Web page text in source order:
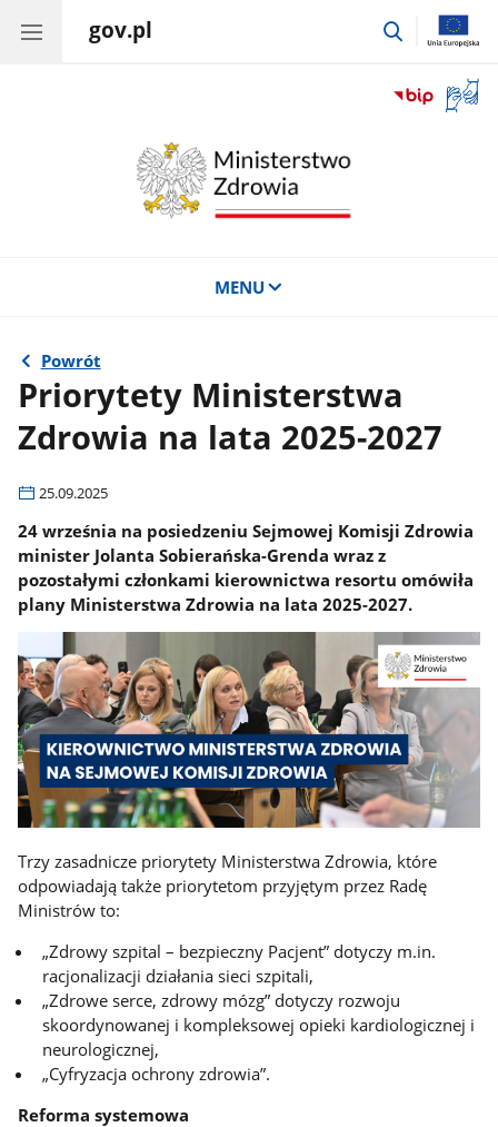
gov.pl
przejdź
okno
MENU
Powrót
Priorytety Ministerstwa
Zdrowia na lata 2025-2027
25.09.2025
24 września na posiedzeniu Sejmowej Komisji Zdrowia
minister Jolanta Sobierańska-Grenda wraz z
pozostałymi członkami kierownictwa resortu omówiła
plany Ministerstwa Zdrowia na lata 2025-2027.
Trzy zasadnicze priorytety Ministerstwa Zdrowia, które
odpowiadają także priorytetom przyjętym przez Radę
Ministrów to:
„Zdrowy szpital – bezpieczny Pacjent” dotyczy m.in.
racjonalizacji działania sieci szpitali,
„Zdrowe serce, zdrowy mózg” dotyczy rozwoju
skoordynowanej i kompleksowej opieki kardiologicznej i
neurologicznej,
„Cyfryzacja ochrony zdrowia”.
Reforma systemowa